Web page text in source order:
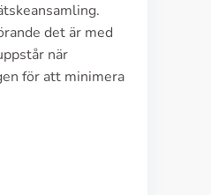
det är med
när
för att minimera